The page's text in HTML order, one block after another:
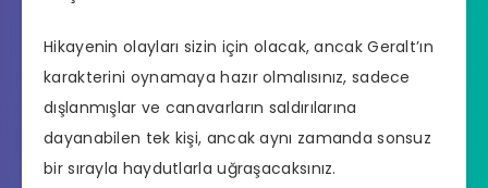
Hikayenin olayları sizin için olacak, ancak Geralt’ın
karakterini oynamaya hazır olmalısınız, sadece
dışlanmışlar ve canavarların saldırılarına
dayanabilen tek kişi, ancak aynı zamanda sonsuz
bir sırayla haydutlarla uğraşacaksınız.